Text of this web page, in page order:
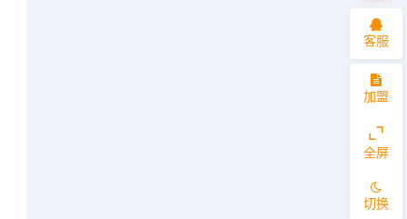
客服
加盟
全屏
切换